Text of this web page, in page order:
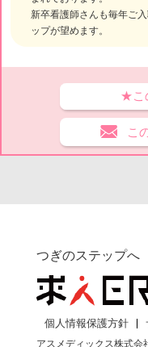
新卒看護師さんも毎年ご
ップが望めます。
★こ
こ
つぎのステップへ
個人情報保護方針
アスメディックス株式会